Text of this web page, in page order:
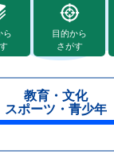
ら
目的から
さがす
教育・文化
スポーツ・青少年